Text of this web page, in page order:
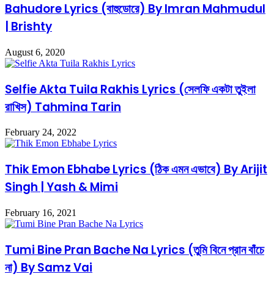
Bahudore Lyrics (বাহুডোরে) By Imran Mahmudul
| Brishty
August 6, 2020
Selfie Akta Tuila Rakhis Lyrics (সেলফি একটা তুইলা
রাখিস) Tahmina Tarin
February 24, 2022
Thik Emon Ebhabe Lyrics (ঠিক এমন এভাবে) By Arijit
Singh | Yash & Mimi
February 16, 2021
Tumi Bine Pran Bache Na Lyrics (তুমি বিনে প্রান বাঁচে
না) By Samz Vai